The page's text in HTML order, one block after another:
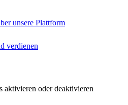
unsere Plattform
verdienen
aktivieren oder deaktivieren